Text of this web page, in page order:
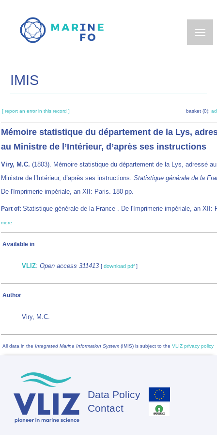
main
IMIS
[ report an error in this record ] basket (0):
Mémoire statistique du département de la Lys,
au Ministre de l’Intérieur, d’après ses instructions
Viry, M.C. (1803). Mémoire statistique du département de la Lys, adressé au
Ministre de l’Intérieur, d’après ses instructions. Statistique générale de la
De l'Imprimerie impériale, an XII: Paris. 180 pp.
Part of: Statistique générale de la France . De l'Imprimerie impériale, an XII:
more
Available in
VLIZ: Open access 311413 [ download pdf ]
Author
Viry, M.C.
All data in the Integrated Marine Information System (IMIS) is subject to the VLIZ privacy policy
Footer
Data Policy
Contact